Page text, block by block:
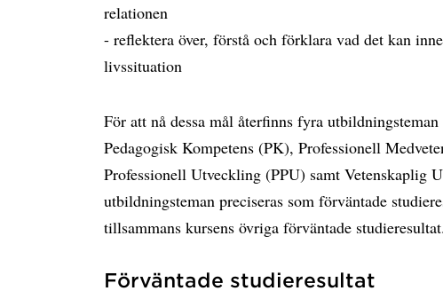
relationen
- reflektera över, förstå och förklara vad det kan
livssituation
För att nå dessa mål återfinns fyra
Pedagogisk Kompetens (PK), Professionell
Professionell Utveckling (PPU) samt Vetenskaplig
utbildningsteman preciseras som förväntade
tillsammans kursens övriga förväntade studieresultat.
Förväntade studieresultat